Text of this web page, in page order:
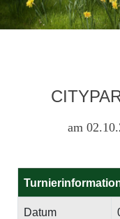
am
Datum